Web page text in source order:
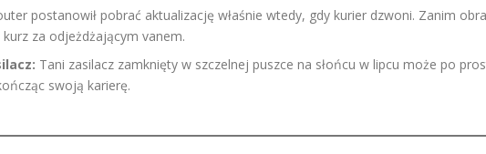
postanowił pobrać aktualizację właśnie wtedy, gdy kurier dzwoni. Zanim
za odjeżdżającym vanem.
Tani zasilacz zamknięty w szczelnej puszce na słońcu w lipcu może po
swoją karierę.